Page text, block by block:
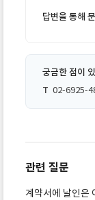
답변을 통해
궁금한 점이
T 02-6925-
관련 질문
계약서에 날인은